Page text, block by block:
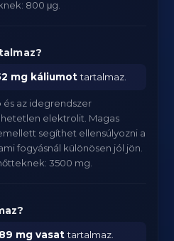
800 μg.
mg káliumottartalmaz.
és az idegrendszer
elektrolit. Magas
segíthet ellensúlyozni a
fogyásnál különösen jól jön.
3500 mg.
mg vasattartalmaz.